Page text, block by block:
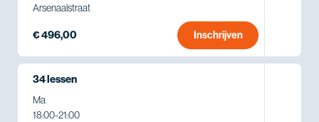
Arsenaalstraat
€ 496,00 Inschrijven
34 lessen
Ma
18:00-21:00